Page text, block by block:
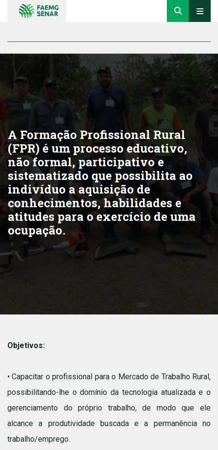
A Formação Profissional Rural
(FPR) é um processo educativo,
não formal, participativo e
sistematizado que possibilita ao
indivíduo a aquisição de
conhecimentos, habilidades e
atitudes para o exercício de uma
ocupação.
Objetivos:
• Capacitar o profissional para o Mercado de Trabalho Rural,
possibilitando-lhe o domínio da tecnologia atualizada e o
gerenciamento do próprio trabalho, de modo que ele
alcance a produtividade buscada e a permanência no
trabalho/emprego.